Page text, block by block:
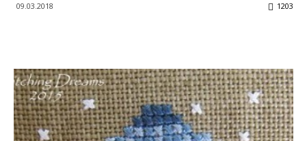
секреты
09.03.2018 1203